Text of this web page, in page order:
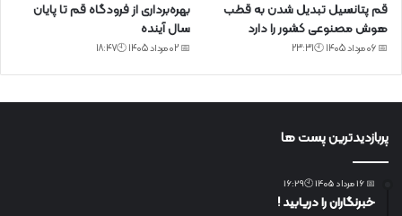
قم پتانسیل تبدیل شدن به قطب
هوش مصنوعی کشور را دارد
📅 06 مرداد 1405 🕙23:31
بهره‌برداری از فرودگاه قم تا پایان
سال آینده
📅 02 مرداد 1405 🕙18:47
پربازدیدترین پست ها
📅 16 مرداد 1405 🕙16:29
خبرنگاران را دریابید !